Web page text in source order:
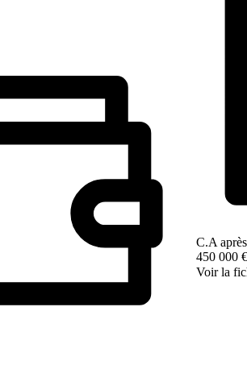
C.A
450 000 €
Voir la